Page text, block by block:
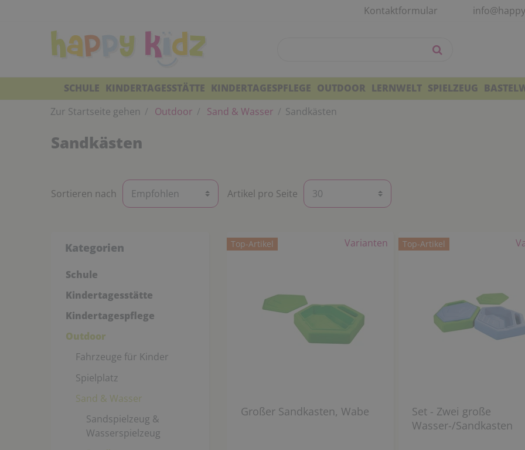
Kontaktformular
SCHULE KINDERTAGESSTÄTTE KINDERTAGESPFLEGE OUTDOOR LERNWELT SPIELZEUG
Zur Startseite gehen
Outdoor Sand & Wasser Sandkästen
Sandkästen
Sortieren nach Artikel pro Seite
Kategorien
Schule
Kindertagesstätte
Kindertagespflege
Outdoor
Fahrzeuge für Kinder
Spielplatz
Sand & Wasser
Sandspielzeug &
Wasserspielzeug
Varianten
Top-Artikel
Großer Sandkasten, Wabe
Top-Artikel
Set - Zwei große
Wasser-/Sandkasten